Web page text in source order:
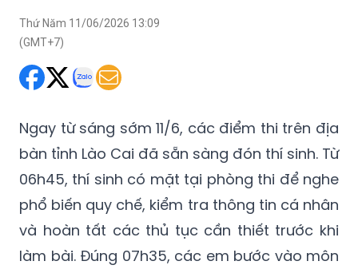
Thứ Năm 11/06/2026 13:09
(GMT+7)
Ngay từ sáng sớm 11/6, các điểm thi trên địa
bàn tỉnh Lào Cai đã sẵn sàng đón thí sinh. Từ
06h45, thí sinh có mặt tại phòng thi để nghe
phổ biến quy chế, kiểm tra thông tin cá nhân
và hoàn tất các thủ tục cần thiết trước khi
làm bài. Đúng 07h35, các em bước vào môn